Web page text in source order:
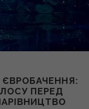
ЄВРОБАЧЕННЯ:
ПЕРЕД